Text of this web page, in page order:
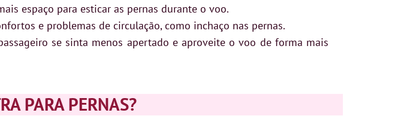
espaço para esticar as pernas durante o voo.
e problemas de circulação, como inchaço nas pernas.
se sinta menos apertado e aproveite o voo de forma mais
PARA PERNAS?